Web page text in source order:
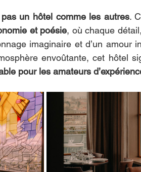
pas un hôtel comme les autres.
et poésie, où chaque
imaginaire et d’un
envoûtante, cet hôtel
pour les amateurs